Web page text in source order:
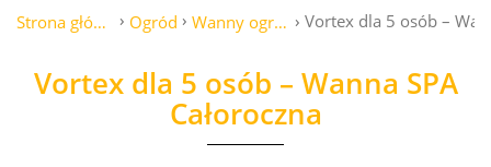
Strona główna Ogród Wanny ogrodowe Vortex dla 5 osób –
Vortex dla 5 osób – Wanna SPA
Całoroczna